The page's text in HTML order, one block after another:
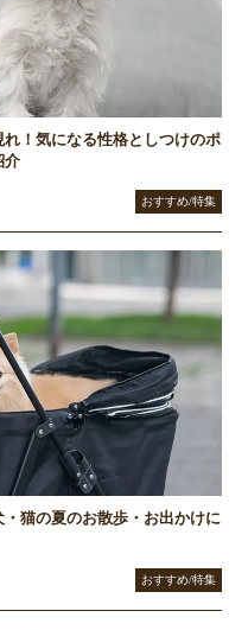
！気になる性格としつけのポ
介
おすすめ/特集
猫の夏のお散歩・お出かけに
おすすめ/特集